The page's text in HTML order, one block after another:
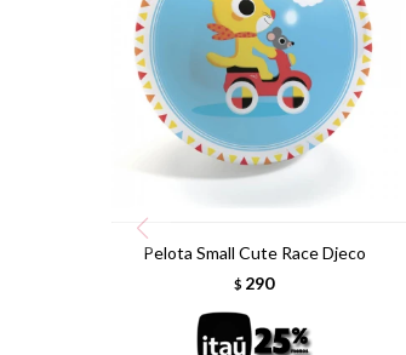
Pelota Small Cute Race Djeco
$ 290